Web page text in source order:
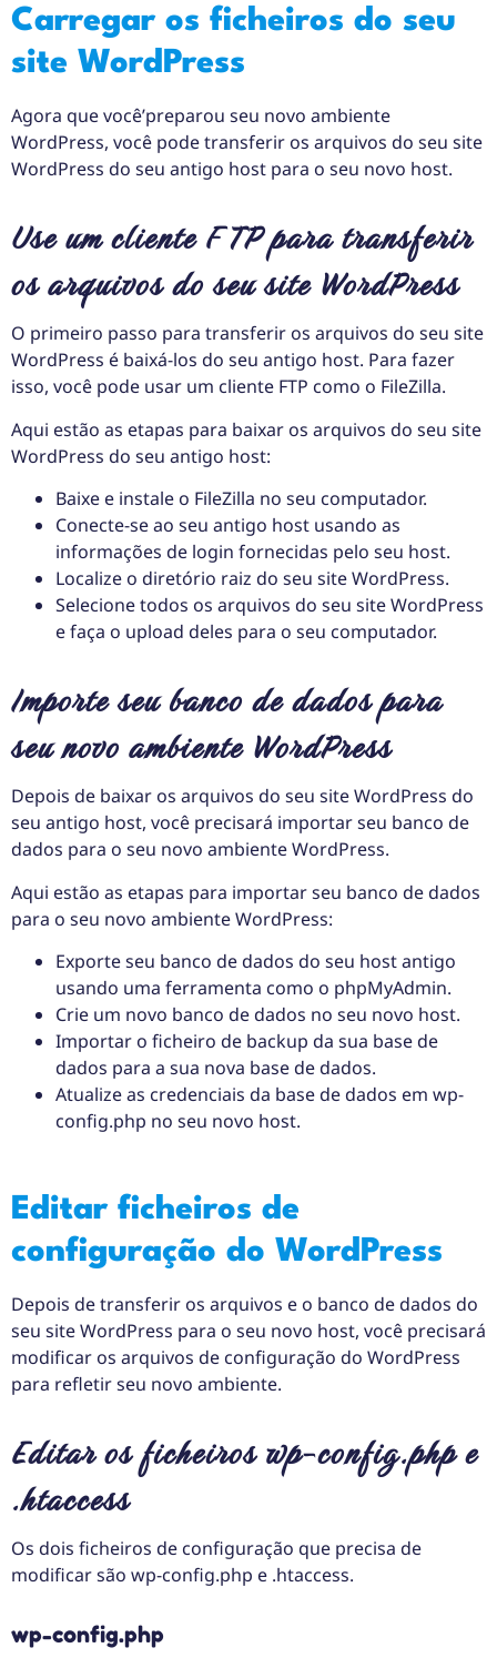
Carregar os ficheiros do seu
site WordPress
Agora que você’preparou seu novo ambiente
WordPress, você pode transferir os arquivos do seu site
WordPress do seu antigo host para o seu novo host.
Use um cliente FTP para transferir
os arquivos do seu site WordPress
O primeiro passo para transferir os arquivos do seu site
WordPress é baixá-los do seu antigo host. Para fazer
isso, você pode usar um cliente FTP como o FileZilla.
Aqui estão as etapas para baixar os arquivos do seu site
WordPress do seu antigo host:
Baixe e instale o FileZilla no seu computador.
Conecte-se ao seu antigo host usando as
informações de login fornecidas pelo seu host.
Localize o diretório raiz do seu site WordPress.
Selecione todos os arquivos do seu site WordPress
e faça o upload deles para o seu computador.
Importe seu banco de dados para
seu novo ambiente WordPress
Depois de baixar os arquivos do seu site WordPress do
seu antigo host, você precisará importar seu banco de
dados para o seu novo ambiente WordPress.
Aqui estão as etapas para importar seu banco de dados
para o seu novo ambiente WordPress:
Exporte seu banco de dados do seu host antigo
usando uma ferramenta como o phpMyAdmin.
Crie um novo banco de dados no seu novo host.
Importar o ficheiro de backup da sua base de
dados para a sua nova base de dados.
Atualize as credenciais da base de dados em wp-
config.php no seu novo host.
Editar ficheiros de
configuração do WordPress
Depois de transferir os arquivos e o banco de dados do
seu site WordPress para o seu novo host, você precisará
modificar os arquivos de configuração do WordPress
para refletir seu novo ambiente.
Editar os ficheiros wp-config.php e
.htaccess
Os dois ficheiros de configuração que precisa de
modificar são wp-config.php e .htaccess.
wp-config.php